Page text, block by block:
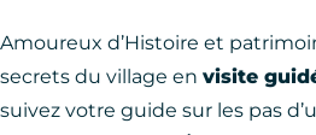
Amoureux d’Histoire et
secrets du village en visite
suivez votre guide sur les pas